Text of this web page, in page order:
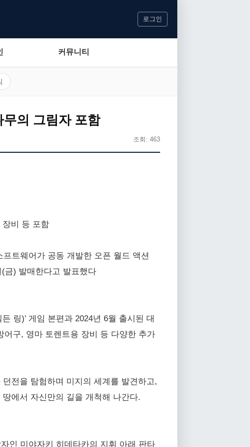
로그인
커뮤니티
의 그림자 포함
조회: 463
장비 등 포함
트웨어가 공동 개발한 오픈 월드 액션
금) 발매한다고 발표했다
링)’ 게임 본편과 2024년 6월 출시된 대
구, 영마 토렌트용 장비 등 다양한 추가
전을 탐험하며 미지의 세계를 발견하고,
에서 자신만의 길을 개척해 나간다.
인 미야자키 히데타카의 지휘 아래 판타